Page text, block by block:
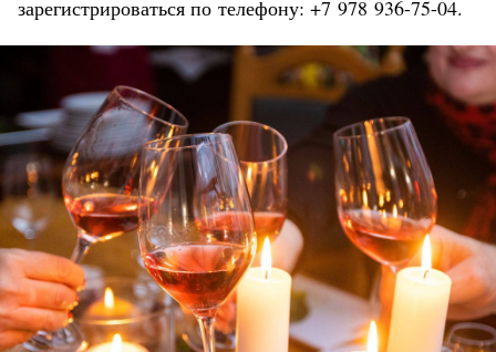
зарегистрироваться по телефону: +7 978 936-75-04.